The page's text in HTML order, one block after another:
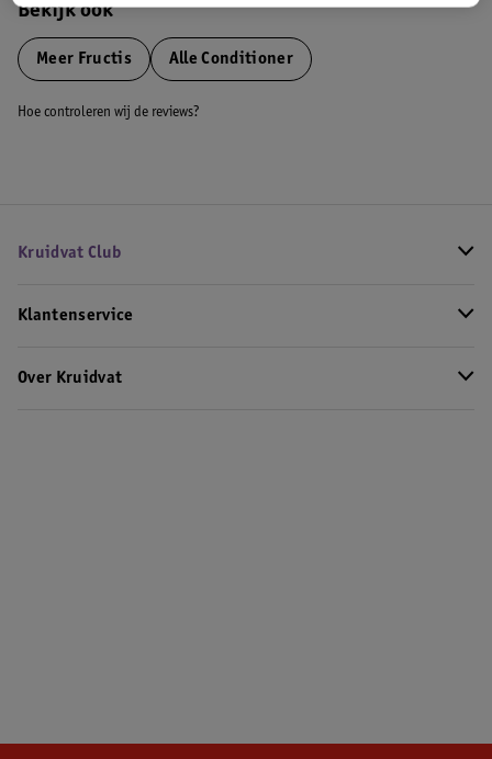
Bekijk ook
Meer Fructis Alle Conditioner
Hoe controleren wij de reviews?
Kruidvat Club
Klantenservice
Over Kruidvat